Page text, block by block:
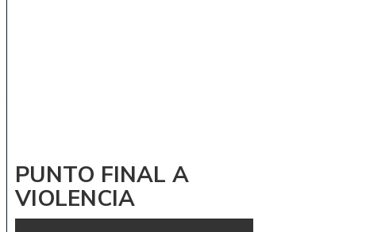
PUNTO FINAL A
VIOLENCIA